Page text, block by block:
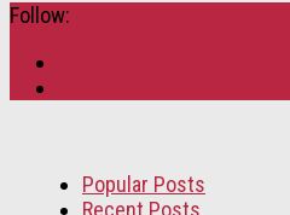
Follow:
Popular Posts
Recent Posts